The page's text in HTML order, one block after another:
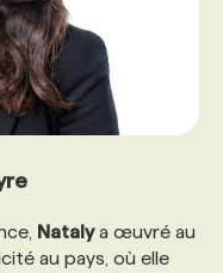
Natalya œuvré au
au pays, où elle